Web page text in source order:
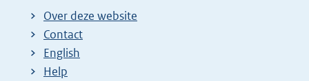
Over deze website
Contact
English
Help